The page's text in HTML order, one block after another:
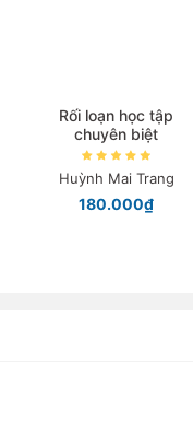
Rối loạn học tập
chuyên biệt
Huỳnh Mai Trang
180.000₫